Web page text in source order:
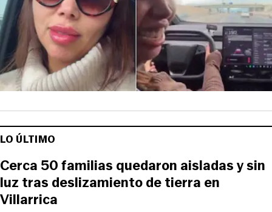
LO ÚLTIMO
Cerca 50 familias quedaron aisladas y sin
luz tras deslizamiento de tierra en
Villarrica